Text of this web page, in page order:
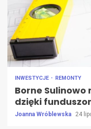
INWESTYCJE REMONTY
Borne Sulinowo
dzięki
Joanna Wróblewska 24